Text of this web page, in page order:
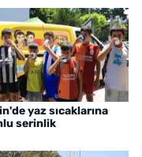
yaz sıcaklarına
serinlik